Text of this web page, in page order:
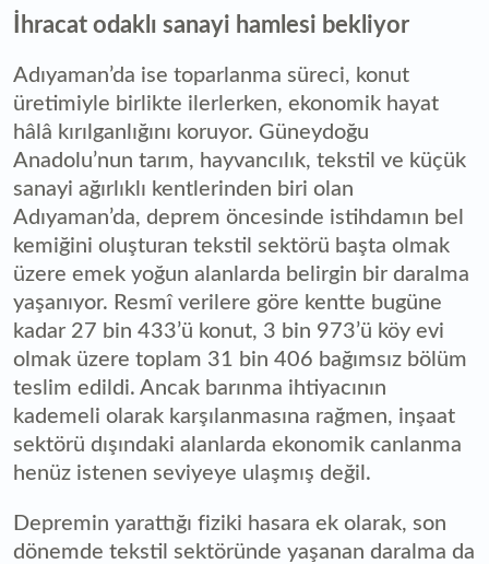
İhracat odaklı sanayi hamlesi bekliyor
Adıyaman’da ise toparlanma süreci, konut
üretimiyle birlikte ilerlerken, ekonomik hayat
hâlâ kırılganlığını koruyor. Güneydoğu
Anadolu’nun tarım, hayvancılık, tekstil ve küçük
sanayi ağırlıklı kentlerinden biri olan
Adıyaman’da, deprem öncesinde istihdamın bel
kemiğini oluşturan tekstil sektörü başta olmak
üzere emek yoğun alanlarda belirgin bir daralma
yaşanıyor. Resmî verilere göre kentte bugüne
kadar 27 bin 433’ü konut, 3 bin 973’ü köy evi
olmak üzere toplam 31 bin 406 bağımsız bölüm
teslim edildi. Ancak barınma ihtiyacının
kademeli olarak karşılanmasına rağmen, inşaat
sektörü dışındaki alanlarda ekonomik canlanma
henüz istenen seviyeye ulaşmış değil.
Depremin yarattığı fiziki hasara ek olarak, son
dönemde tekstil sektöründe yaşanan daralma da